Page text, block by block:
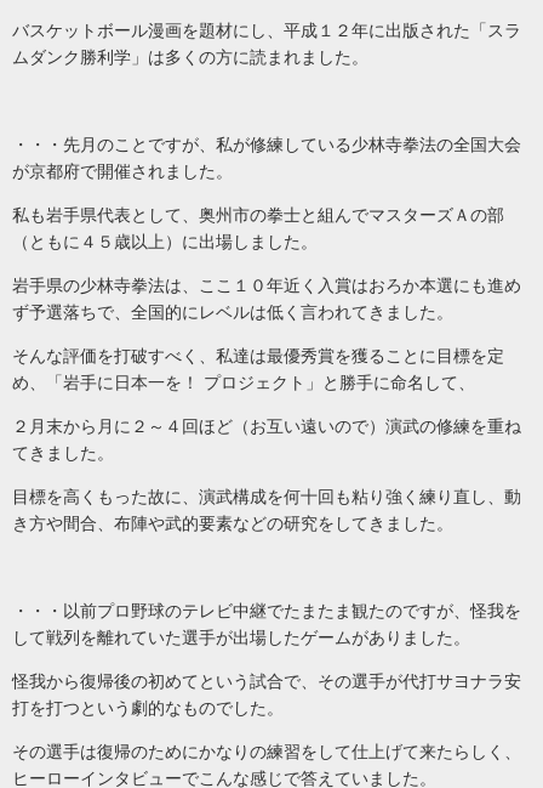
バスケットボール漫画を題材にし、平成１２年に出版された「スラ
ムダンク勝利学」は多くの方に読まれました。
・・・先月のことですが、私が修練している少林寺拳法の全国大会
が京都府で開催されました。
私も岩手県代表として、奥州市の拳士と組んでマスターズＡの部
（ともに４５歳以上）に出場しました。
岩手県の少林寺拳法は、ここ１０年近く入賞はおろか本選にも進め
ず予選落ちで、全国的にレベルは低く言われてきました。
そんな評価を打破すべく、私達は最優秀賞を獲ることに目標を定
め、「岩手に日本一を！ プロジェクト」と勝手に命名して、
２月末から月に２～４回ほど（お互い遠いので）演武の修練を重ね
てきました。
目標を高くもった故に、演武構成を何十回も粘り強く練り直し、動
き方や間合、布陣や武的要素などの研究をしてきました。
・・・以前プロ野球のテレビ中継でたまたま観たのですが、怪我を
して戦列を離れていた選手が出場したゲームがありました。
怪我から復帰後の初めてという試合で、その選手が代打サヨナラ安
打を打つという劇的なものでした。
その選手は復帰のためにかなりの練習をして仕上げて来たらしく、
ヒーローインタビューでこんな感じで答えていました。